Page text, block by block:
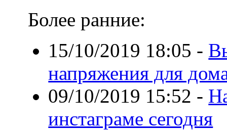
Более ранние:
15/10/2019 18:05 -
напряжения для
09/10/2019 15:52 -
инстаграме сегодня